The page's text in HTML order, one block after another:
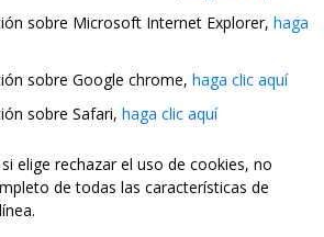
sobre Microsoft Internet Explorer, haga
sobre Google chrome, haga clic aquí
sobre Safari, haga clic aquí
elige rechazar el uso de cookies, no
de todas las características de